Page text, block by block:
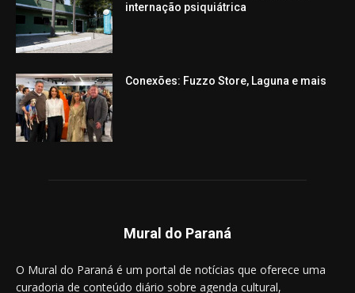
internação psiquiátrica
Conexões: Fuzzo Store, Laguna e mais
Mural do Paraná
O Mural do Paraná é um portal de notícias que oferece uma
curadoria de conteúdo diário sobre agenda cultural,